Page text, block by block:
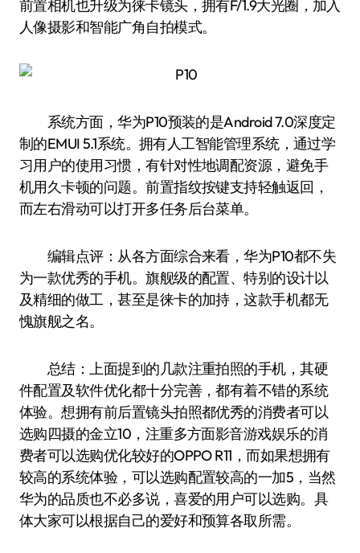
前置相机也升级为徕卡镜头，拥有F/1.9大光圈，加入
人像摄影和智能广角自拍模式。
系统方面，华为P10预装的是Android 7.0深度定
制的EMUI 5.1系统。拥有人工智能管理系统，通过学
习用户的使用习惯，有针对性地调配资源，避免手
机用久卡顿的问题。前置指纹按键支持轻触返回，
而左右滑动可以打开多任务后台菜单。
编辑点评：从各方面综合来看，华为P10都不失
为一款优秀的手机。旗舰级的配置、特别的设计以
及精细的做工，甚至是徕卡的加持，这款手机都无
愧旗舰之名。
总结：上面提到的几款注重拍照的手机，其硬
件配置及软件优化都十分完善，都有着不错的系统
体验。想拥有前后置镜头拍照都优秀的消费者可以
选购四摄的金立10，注重多方面影音游戏娱乐的消
费者可以选购优化较好的OPPO R11，而如果想拥有
较高的系统体验，可以选购配置较高的一加5，当然
华为的品质也不必多说，喜爱的用户可以选购。具
体大家可以根据自己的爱好和预算各取所需。